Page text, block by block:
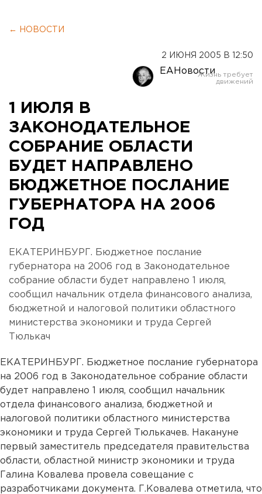
← НОВОСТИ
2 ИЮНЯ 2005 В 12:50
ЕАНовости
1 ИЮЛЯ В
ЗАКОНОДАТЕЛЬНОЕ
СОБРАНИЕ ОБЛАСТИ
БУДЕТ НАПРАВЛЕНО
БЮДЖЕТНОЕ ПОСЛАНИЕ
ГУБЕРНАТОРА НА 2006
ГОД
ЕКАТЕРИНБУРГ. Бюджетное послание
губернатора на 2006 год в Законодательное
собрание области будет направлено 1 июля,
сообщил начальник отдела финансового анализа,
бюджетной и налоговой политики областного
министерства экономики и труда Сергей
Тюлькач
ЕКАТЕРИНБУРГ. Бюджетное послание губернатора
на 2006 год в Законодательное собрание области
будет направлено 1 июля, сообщил начальник
отдела финансового анализа, бюджетной и
налоговой политики областного министерства
экономики и труда Сергей Тюлькачев. Накануне
первый заместитель председателя правительства
области, областной министр экономики и труда
Галина Ковалева провела совещание с
разработчиками документа. Г.Ковалева отметила, что